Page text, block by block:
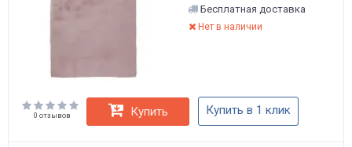
Бесплатная доставка
Нет в наличии
0 отзывов Купить Купить в 1 клик